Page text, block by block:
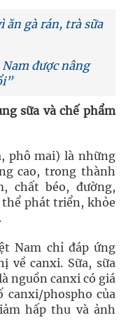
ăn gà rán, trà sữa
được nâng
sữa và chế phẩm
phô mai) là những
cao, trong thành
chất béo, đường,
phát triển, khỏe
Nam chỉ đáp ứng
về canxi. Sữa, sữa
nguồn canxi có giá
canxi/phospho của
hấp thu và ảnh